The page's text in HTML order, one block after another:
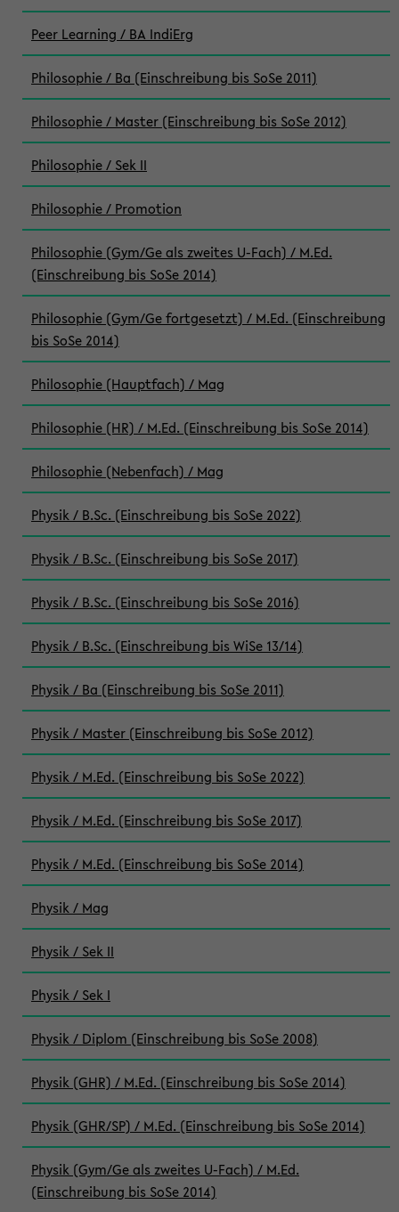
Peer Learning / BA IndiErg
Philosophie / Ba (Einschreibung bis SoSe 2011)
Philosophie / Master (Einschreibung bis SoSe 2012)
Philosophie / Sek II
Philosophie / Promotion
Philosophie (Gym/Ge als zweites U-Fach) / M.Ed.
(Einschreibung bis SoSe 2014)
Philosophie (Gym/Ge fortgesetzt) / M.Ed. (Einschreibung
bis SoSe 2014)
Philosophie (Hauptfach) / Mag
Philosophie (HR) / M.Ed. (Einschreibung bis SoSe 2014)
Philosophie (Nebenfach) / Mag
Physik / B.Sc. (Einschreibung bis SoSe 2022)
Physik / B.Sc. (Einschreibung bis SoSe 2017)
Physik / B.Sc. (Einschreibung bis SoSe 2016)
Physik / B.Sc. (Einschreibung bis WiSe 13/14)
Physik / Ba (Einschreibung bis SoSe 2011)
Physik / Master (Einschreibung bis SoSe 2012)
Physik / M.Ed. (Einschreibung bis SoSe 2022)
Physik / M.Ed. (Einschreibung bis SoSe 2017)
Physik / M.Ed. (Einschreibung bis SoSe 2014)
Physik / Mag
Physik / Sek II
Physik / Sek I
Physik / Diplom (Einschreibung bis SoSe 2008)
Physik (GHR) / M.Ed. (Einschreibung bis SoSe 2014)
Physik (GHR/SP) / M.Ed. (Einschreibung bis SoSe 2014)
Physik (Gym/Ge als zweites U-Fach) / M.Ed.
(Einschreibung bis SoSe 2014)